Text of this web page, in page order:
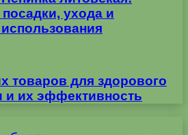
ухода и
товаров для здорового
и их эффективность